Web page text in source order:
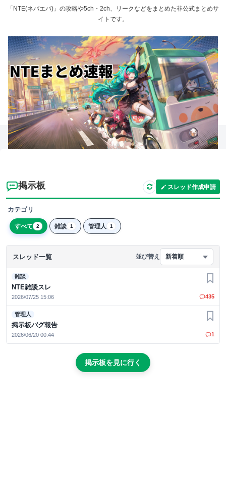
「NTE(ネバエバ)」の攻略や5ch・2ch、リークなどをまとめた非公式まとめサ
イトです。
掲示板 スレッド作成申請
カテゴリ
すべて 2 雑談 1 管理人 1
スレッド一覧 並び替え 新着順
雑談
NTE雑談スレ
2026/07/25 15:06
お気
435
管理人
掲示板バグ報告
2026/06/20 00:44
お気
1
掲示板を見に行く